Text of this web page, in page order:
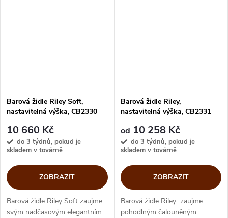
Barová židle Riley Soft,
nastavitelná výška, CB2330
10 660 Kč
do 3 týdnů, pokud je
skladem v továrně
ZOBRAZIT
Barová židle Riley Soft zaujme
svým nadčasovým elegantním
Barová židle Riley,
nastavitelná výška, CB2331
od 10 258 Kč
do 3 týdnů, pokud je
skladem v továrně
ZOBRAZIT
Barová židle Riley zaujme
pohodlným čalouněným